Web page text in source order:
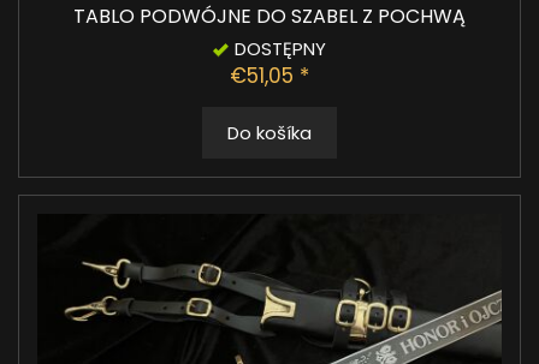
TABLO PODWÓJNE DO SZABEL Z POCHWĄ
DOSTĘPNY
€51,05 *
Do košíka